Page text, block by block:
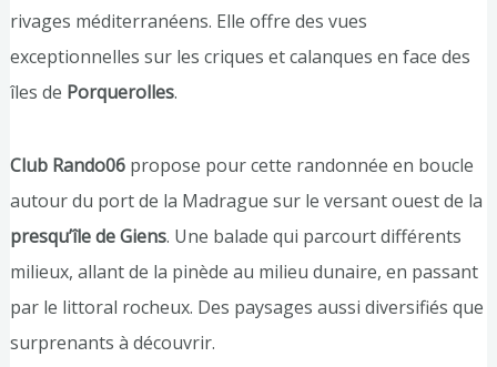
rivages méditerranéens. Elle offre des vues
exceptionnelles sur les criques et calanques en face des
îles de Porquerolles.
Club Rando06propose pour cette randonnée en boucle
autour du port de la Madrague sur le versant ouest de la
presqu’île de Giens. Une balade qui parcourt différents
milieux, allant de la pinède au milieu dunaire, en passant
par le littoral rocheux. Des paysages aussi diversifiés que
surprenants à découvrir.